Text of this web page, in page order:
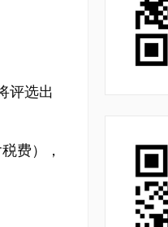
评选出
费），